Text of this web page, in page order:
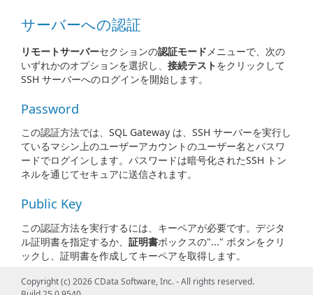
サーバーへの認証
リモートサーバーセクションの認証モードメニューで、次の
いずれかのオプションを選択し、 接続テストをクリックして
SSH サーバーへのログインを開始します。
Password
この認証方法では、SQL Gateway は、SSH サーバーを実行し
ているマシン上のユーザーアカウントのユーザー名とパスワ
ードでログインします。パスワードは暗号化されたSSH トン
ネルを通じてセキュアに送信されます。
Public Key
この認証方法を実行するには、キーペアが必要です。デジタ
ル証明書を指定するか、 証明書ボックスの"..." ボタンをクリ
ックし、証明書を作成してキーペアを取得します。
Private Key：Windows 証明書ストア、 .pfx
Copyright (c) 2026 CData Software, Inc. - All rights reserved.